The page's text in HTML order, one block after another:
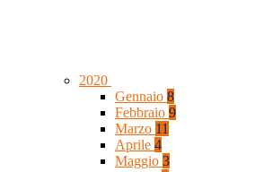
2020
Gennaio 8
Febbraio 9
Marzo 11
Aprile 4
Maggio 3